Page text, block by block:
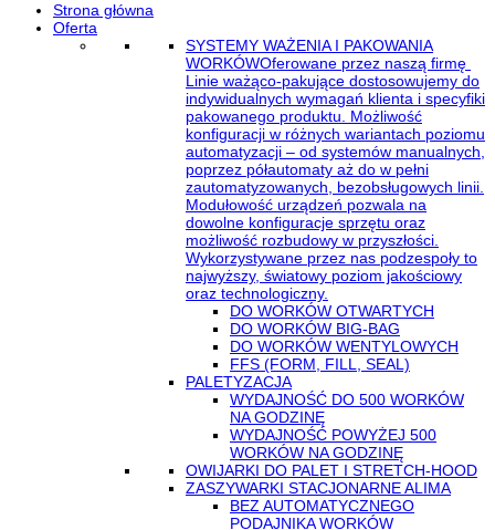
Strona główna
Oferta
SYSTEMY WAŻENIA I PAKOWANIA
WORKÓWOferowane przez naszą firmę
Linie ważąco-pakujące dostosowujemy do
indywidualnych wymagań klienta i specyfiki
pakowanego produktu. Możliwość
konfiguracji w różnych wariantach poziomu
automatyzacji – od systemów manualnych,
poprzez półautomaty aż do w pełni
zautomatyzowanych, bezobsługowych linii.
Modułowość urządzeń pozwala na
dowolne konfiguracje sprzętu oraz
możliwość rozbudowy w przyszłości.
Wykorzystywane przez nas podzespoły to
najwyższy, światowy poziom jakościowy
oraz technologiczny.
DO WORKÓW OTWARTYCH
DO WORKÓW BIG-BAG
DO WORKÓW WENTYLOWYCH
FFS (FORM, FILL, SEAL)
PALETYZACJA
WYDAJNOŚĆ DO 500 WORKÓW
NA GODZINĘ
WYDAJNOŚĆ POWYŻEJ 500
WORKÓW NA GODZINĘ
OWIJARKI DO PALET I STRETCH-HOOD
ZASZYWARKI STACJONARNE ALIMA
BEZ AUTOMATYCZNEGO
PODAJNIKA WORKÓW